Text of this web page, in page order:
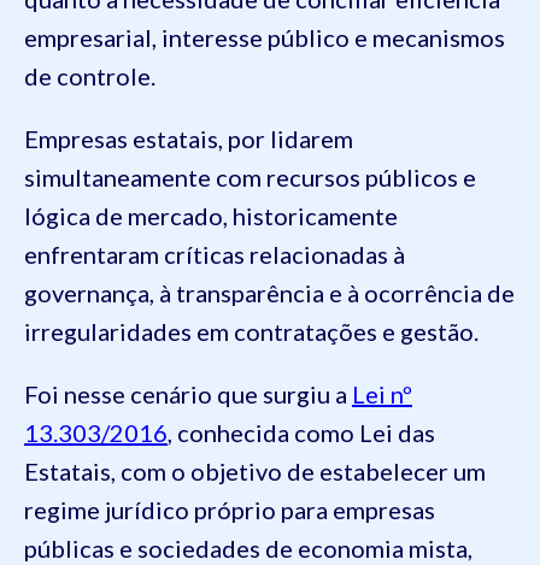
empresarial, interesse público e mecanismos
de controle.
Empresas estatais, por lidarem
simultaneamente com recursos públicos e
lógica de mercado, historicamente
enfrentaram críticas relacionadas à
governança, à transparência e à ocorrência de
irregularidades em contratações e gestão.
Foi nesse cenário que surgiu a Lei nº
13.303/2016, conhecida como Lei das
Estatais, com o objetivo de estabelecer um
regime jurídico próprio para empresas
públicas e sociedades de economia mista,